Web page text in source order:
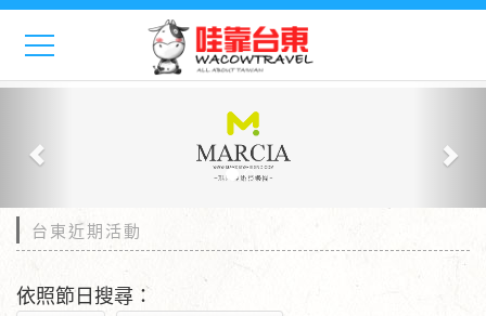
Previous
台東近期活動
依照節日搜尋：